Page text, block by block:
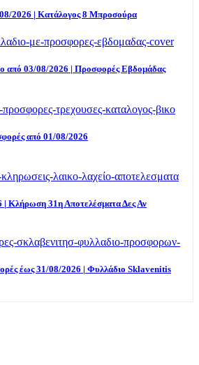
2026 | Κατάλογος 8 Μπροσούρα
από 03/08/2026 | Προσφορές Εβδομάδας
από 01/08/2026
| Κλήρωση 31η Αποτελέσματα Δες Αν
έως 31/08/2026 | Φυλλάδιο Sklavenitis